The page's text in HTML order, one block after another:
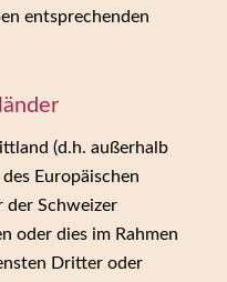
entsprechenden
(d.h. außerhalb
Europäischen
der Schweizer
oder dies im Rahmen
Dritter oder